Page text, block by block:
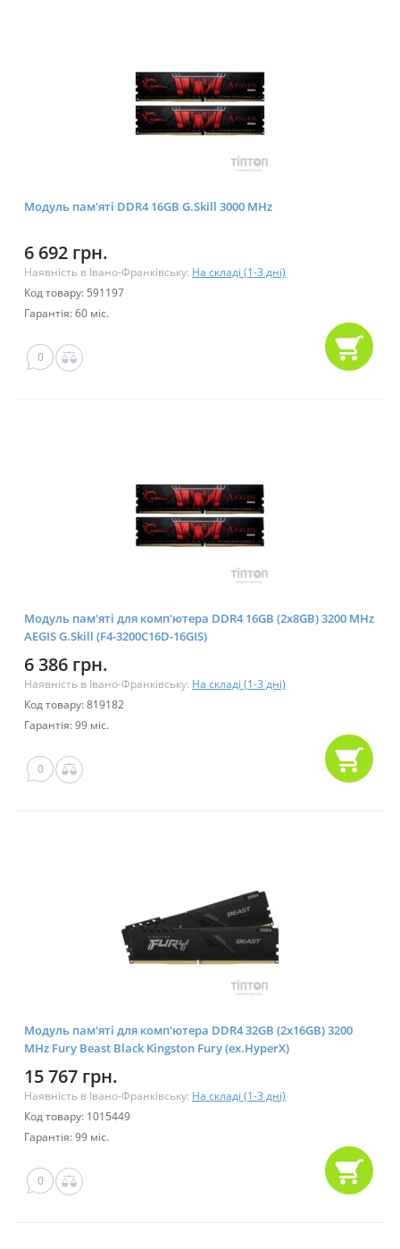
Модуль пам'яті DDR4 16GB G.Skill 3000 MHz
6 692 грн.
Наявність в Івано-Франківську: На складі (1-3 дні)
Код товару: 591197
Гарантія: 60 міс.
0
Модуль пам'яті для комп'ютера DDR4 16GB (2x8GB) 3200 MHz
AEGIS G.Skill (F4-3200C16D-16GIS)
6 386 грн.
Наявність в Івано-Франківську: На складі (1-3 дні)
Код товару: 819182
Гарантія: 99 міс.
0
Модуль пам'яті для комп'ютера DDR4 32GB (2x16GB) 3200
MHz Fury Beast Black Kingston Fury (ex.HyperX)
15 767 грн.
Наявність в Івано-Франківську: На складі (1-3 дні)
Код товару: 1015449
Гарантія: 99 міс.
0